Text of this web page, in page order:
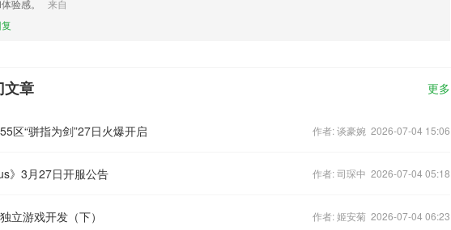
验感。
来自
文章 更多
区“骈指为剑”27日火爆开启 作者: 谈豪婉 2026-07-04 15:06
》3月27日开服公告 作者: 司琛中 2026-07-04 05:18
立游戏开发（下） 作者: 姬安菊 2026-07-04 06:23